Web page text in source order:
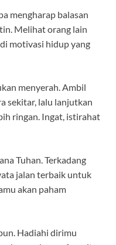
mengharap balasan
Melihat orang lain
motivasi hidup yang
menyerah. Ambil
sekitar, lalu lanjutkan
ringan. Ingat, istirahat
Tuhan. Terkadang
jalan terbaik untuk
akan paham
Hadiahi dirimu